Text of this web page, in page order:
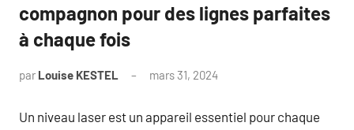
compagnon pour des lignes parfaites
à chaque fois
par Louise KESTEL mars 31, 2024
Un niveau laser est un appareil essentiel pour chaque